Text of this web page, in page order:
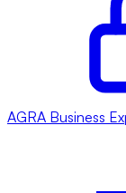
AGRA Business